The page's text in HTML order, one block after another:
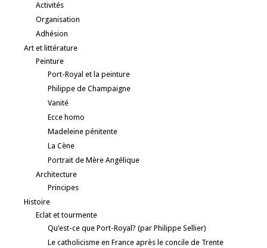
Activités
Organisation
Adhésion
Art et littérature
Peinture
Port-Royal et la peinture
Philippe de Champaigne
Vanité
Ecce homo
Madeleine pénitente
La Cène
Portrait de Mère Angélique
Architecture
Principes
Histoire
Eclat et tourmente
Qu’est-ce que Port-Royal? (par Philippe Sellier)
Le catholicisme en France après le concile de Trente